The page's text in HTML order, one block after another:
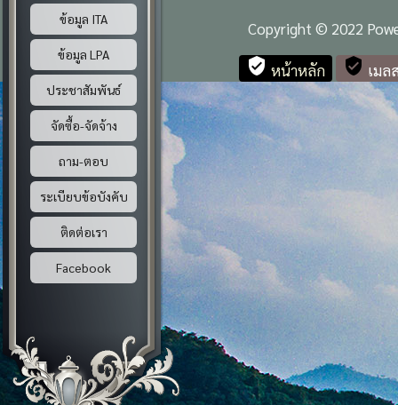
Copyright © 2022
verified_user หน้าหลัก verified_user เมล
ข้อมูล ITA
ข้อมูล LPA
ประชาสัมพันธ์
จัดซื้อ-จัดจ้าง
ถาม-ตอบ
ระเบียบข้อบังคับ
ติดต่อเรา
Facebook